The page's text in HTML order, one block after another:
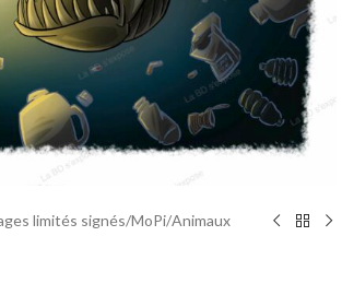
agrandir
limités signés/MoPi/Animaux